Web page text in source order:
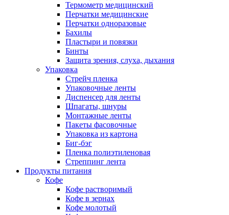
Термометр медицинский
Перчатки медицинские
Перчатки одноразовые
Бахилы
Пластыри и повязки
Бинты
Защита зрения, слуха, дыхания
Упаковка
Стрейч пленка
Упаковочные ленты
Диспенсер для ленты
Шпагаты, шнуры
Монтажные ленты
Пакеты фасовочные
Упаковка из картона
Биг-бэг
Пленка полиэтиленовая
Стреппинг лента
Продукты питания
Кофе
Кофе растворимый
Кофе в зернах
Кофе молотый